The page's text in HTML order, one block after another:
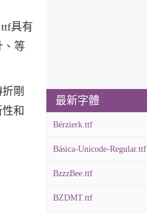
具有
、等
剛
和
最新字體
Bérzierk.ttf
Básica-Unicode-Regular.ttf
BzzzBee.ttf
BZDMT.ttf